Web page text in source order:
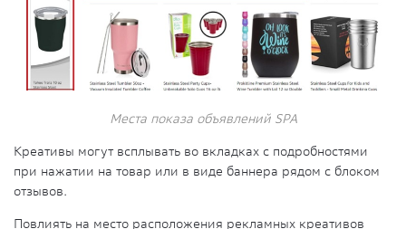
Места показа объявлений SPA
Креативы могут всплывать во вкладках с подробностями
при нажатии на товар или в виде баннера рядом с блоком
отзывов.
Повлиять на место расположения рекламных креативов